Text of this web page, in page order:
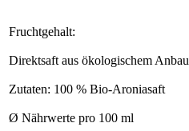
Fruchtgehalt:
Direktsaft aus ökologischem Anbau
Zutaten: 100 % Bio-Aroniasaft
Ø Nährwerte pro 100 ml